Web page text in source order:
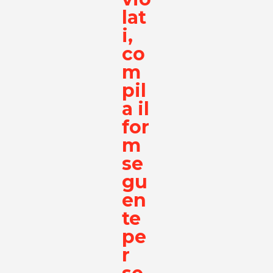
lat
i,
co
m
pil
a il
for
m
se
gu
en
te
pe
r